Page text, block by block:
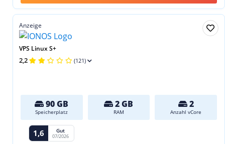
Anzeige
VPS Linux S+
2,2 (121)
90 GB
Speicherplatz
2 GB
RAM
2
Anzahl vCore
1,6 Gut
07/2026